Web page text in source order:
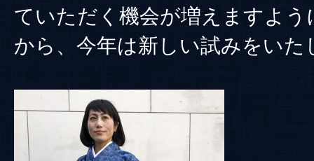
ていただく機会が増えますよう
から、今年は新しい試みをいた